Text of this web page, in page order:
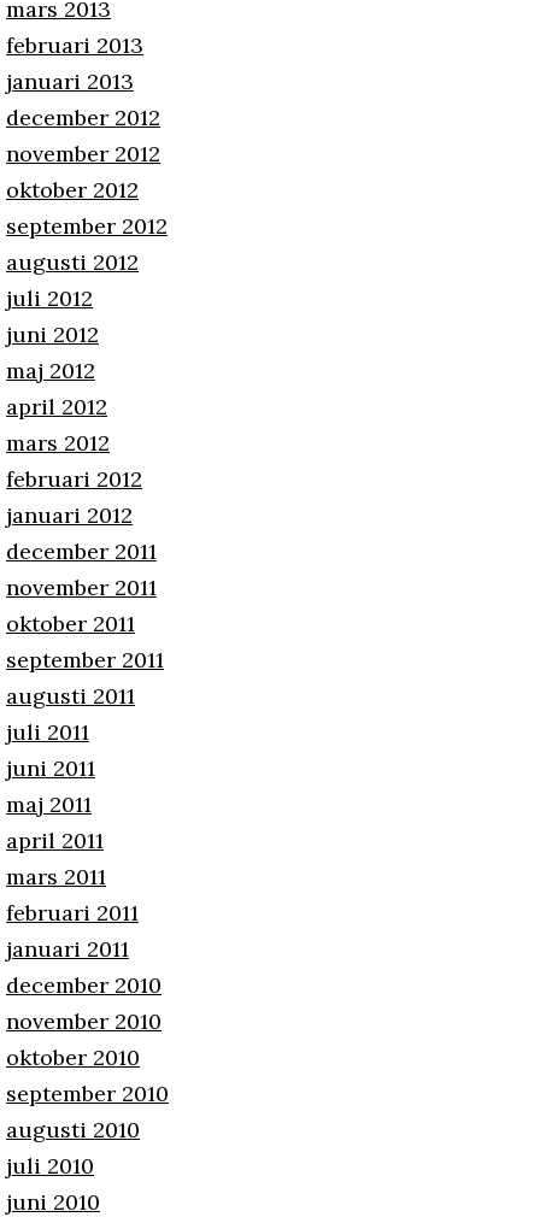
mars 2013
februari 2013
januari 2013
december 2012
november 2012
oktober 2012
september 2012
augusti 2012
juli 2012
juni 2012
maj 2012
april 2012
mars 2012
februari 2012
januari 2012
december 2011
november 2011
oktober 2011
september 2011
augusti 2011
juli 2011
juni 2011
maj 2011
april 2011
mars 2011
februari 2011
januari 2011
december 2010
november 2010
oktober 2010
september 2010
augusti 2010
juli 2010
juni 2010